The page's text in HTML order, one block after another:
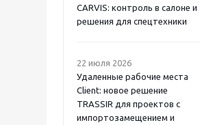
CARVIS: контроль в салоне и
решения для спецтехники
22 июля 2026
Удаленные рабочие места
Client: новое решение
TRASSIR для проектов с
импортозамещением и